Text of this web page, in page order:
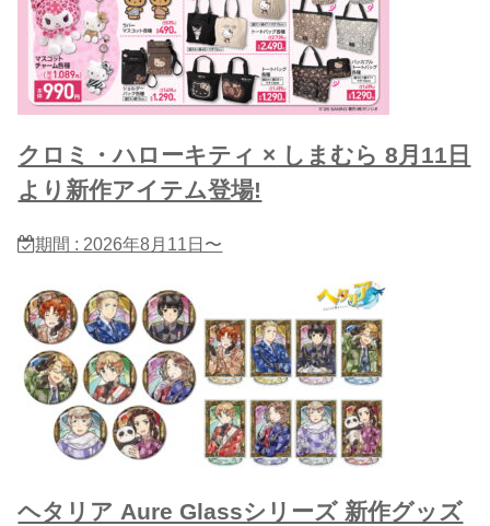
クロミ・ハローキティ × しまむら 8月11日
より新作アイテム登場!
期間 : 2026年8月11日〜
ヘタリア Aure Glassシリーズ 新作グッズ